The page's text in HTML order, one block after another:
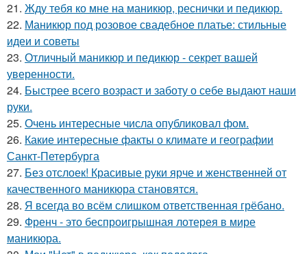
21. Жду тебя ко мне на маникюр, реснички и педикюр.
22. Маникюр под розовое свадебное платье: стильные
идеи и советы
23. Отличный маникюр и педикюр - секрет вашей
уверенности.
24. Быстрее всего возраст и заботу о себе выдают наши
руки.
25. Очень интересные числа опубликовал фом.
26. Какие интересные факты о климате и географии
Санкт-Петербурга
27. Без отслоек! Красивые руки ярче и женственней от
качественного маникюра становятся.
28. Я всегда во всём слишком ответственная грёбано.
29. Френч - это беспроигрышная лотерея в мире
маникюра.